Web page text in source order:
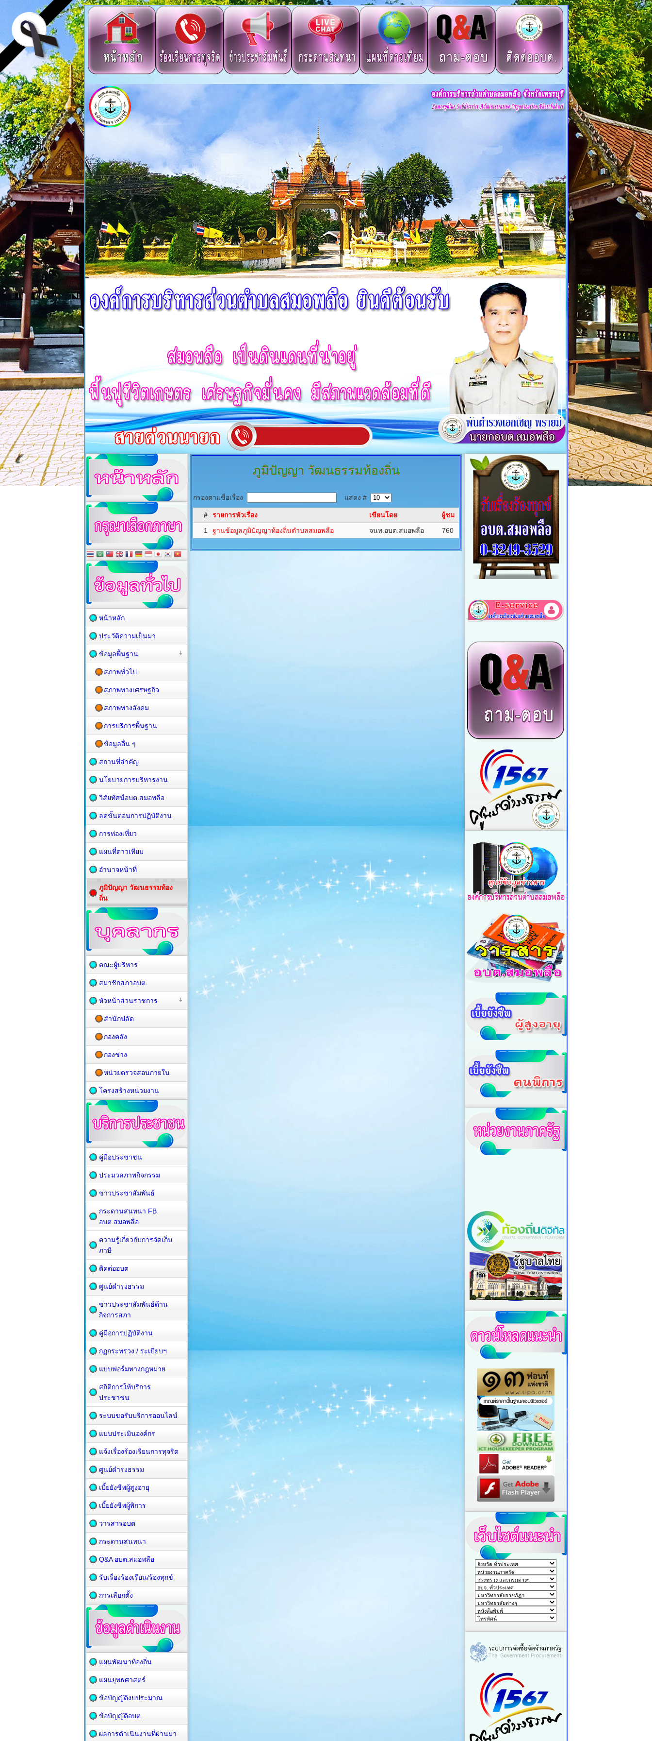
ภูมิปัญญา วัฒนธรรมท้องถิ่น
กรองตามชื่อเรื่อง แสดง #
# รายการหัวเรื่อง เขียนโดย
ผู้ชม
1
ฐานข้อมูลภูมิปัญญาท้องถิ่นตำบลสมอพลือ จนท.อบต.สมอพลือ 760
หน้าหลัก
ประวัติความเป็นมา
ข้อมูลพื้นฐาน
สภาพทั่วไป
สภาพทางเศรษฐกิจ
สภาพทางสังคม
การบริการพื้นฐาน
ข้อมูลอื่น ๆ
สถานที่สำคัญ
นโยบายการบริหารงาน
วิสัยทัศน์อบต.สมอพลือ
ลดขั้นตอนการปฏิบัติงาน
การท่องเที่ยว
แผนที่ดาวเทียม
อำนาจหน้าที่
ภูมิปัญญา วัฒนธรรมท้อง
ถิ่น
คณะผู้บริหาร
สมาชิกสภาอบต.
หัวหน้าส่วนราชการ
สำนักปลัด
กองคลัง
กองช่าง
หน่วยตรวจสอบภายใน
โครงสร้างหน่วยงาน
คู่มือประชาชน
ประมวลภาพกิจกรรม
ข่าวประชาสัมพันธ์
กระดานสนทนา FB
อบต.สมอพลือ
ความรู้เกี่ยวกับการจัดเก็บ
ภาษี
ติดต่ออบต
ศูนย์ดำรงธรรม
ข่าวประชาสัมพันธ์ด้าน
กิจการสภา
คู่มือการปฏิบัติงาน
กฏกระทรวง / ระเบียบฯ
แบบฟอร์มทางกฎหมาย
สถิติการให้บริการ
ประชาชน
ระบบขอรับบริการออนไลน์
แบบประเมินองค์กร
แจ้งเรื่องร้องเรียนการทุจริต
ศูนย์ดำรงธรรม
เบี้ยยังชีพผู้สูงอายุ
เบี้ยยังชีพผู้พิการ
วารสารอบต
กระดานสนทนา
Q&A อบต.สมอพลือ
รับเรื่องร้องเรียน/ร้องทุกข์
การเลือกตั้ง
แผนพัฒนาท้องถิ่น
แผนยุทธศาสตร์
ข้อบัญญัติงบประมาณ
ข้อบัญญัติอบต.
ผลการดำเนินงานที่ผ่านมา